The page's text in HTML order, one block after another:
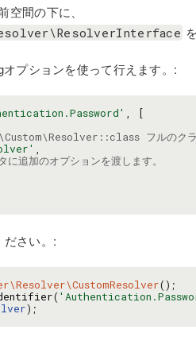
空間の下に、
プションを使って行えます。:
,
[
フルのクラ
,
追加のオプションを渡します。
ださい。:
();
(
);